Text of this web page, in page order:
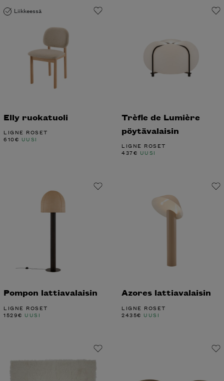
Liikkeessä
Elly ruokatuoli
LIGNE ROSET
610€ UUSI
Trèfle de Lumière
pöytävalaisin
LIGNE ROSET
437€ UUSI
Pompon lattiavalaisin
LIGNE ROSET
1529€ UUSI
Azores lattiavalaisin
LIGNE ROSET
2435€ UUSI